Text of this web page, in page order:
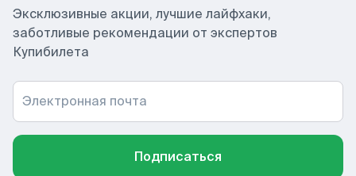
Эксклюзивные акции, лучшие лайфхаки,
заботливые рекомендации от экспертов
Купибилета
Электронная почта
Подписаться